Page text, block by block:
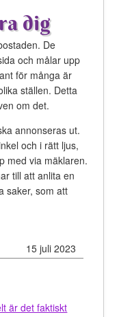
dig
De
och målar upp
för många är
ställen. Detta
om det.
annonseras ut.
och i rätt ljus,
med via mäklaren.
till att anlita en
saker, som att
15 juli 2023
är det faktiskt